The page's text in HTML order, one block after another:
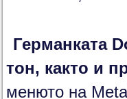
Германката
тон, както и
менюто на